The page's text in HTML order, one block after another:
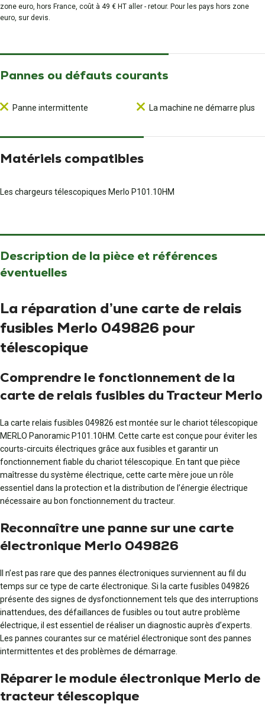
zone euro, hors France, coût à 49 € HT aller - retour. Pour les pays hors zone
euro, sur devis.
Pannes ou défauts courants
Panne intermittente La machine ne démarre plus
Matériels compatibles
Les chargeurs télescopiques Merlo P101.10HM
Description de la pièce et références
éventuelles
La réparation d’une carte de relais
fusibles Merlo 049826 pour
télescopique
Comprendre le fonctionnement de la
carte de relais fusibles du Tracteur Merlo
La carte relais fusibles 049826 est montée sur le chariot télescopique
MERLO Panoramic P101.10HM. Cette carte est conçue pour éviter les
courts-circuits électriques grâce aux fusibles et garantir un
fonctionnement fiable du chariot télescopique. En tant que pièce
maîtresse du système électrique, cette carte mère joue un rôle
essentiel dans la protection et la distribution de l’énergie électrique
nécessaire au bon fonctionnement du tracteur.
Reconnaître une panne sur une carte
électronique Merlo 049826
Il n’est pas rare que des pannes électroniques surviennent au fil du
temps sur ce type de carte électronique. Si la carte fusibles 049826
présente des signes de dysfonctionnement tels que des interruptions
inattendues, des défaillances de fusibles ou tout autre problème
électrique, il est essentiel de réaliser un diagnostic auprès d’experts.
Les pannes courantes sur ce matériel électronique sont des pannes
intermittentes et des problèmes de démarrage.
Réparer le module électronique Merlo de
tracteur télescopique